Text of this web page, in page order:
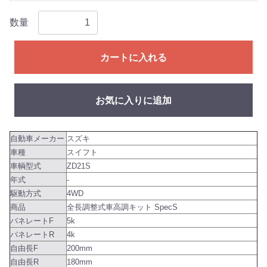
数量
カートに入れる
お気に入りに追加
自動車メーカー スズキ
車種
スイフト
車輌型式
ZD21S
年式
-
駆動方式
4WD
商品
全長調整式車高調キット SpecS
バネレートF
5k
バネレートR
4k
自由長F
200mm
自由長R
180mm